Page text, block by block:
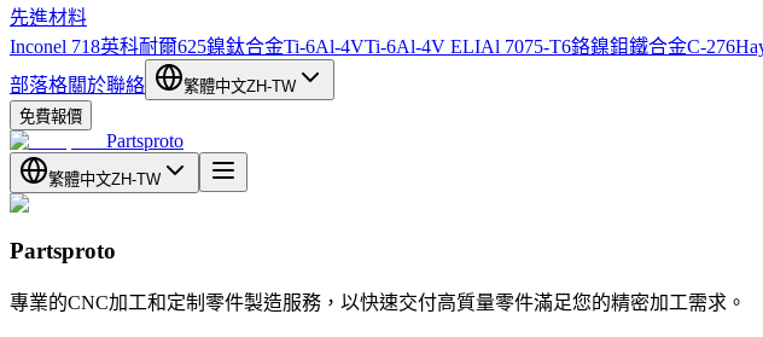
先進材料
Inconel 718英科耐爾625鎳鈦合金Ti-6Al-4VTi-6Al-4V ELIAl 7075-T6鉻鎳鉬鐵合金C-276
部落格關於聯絡 繁體中文ZH-TW
免費報價
Partsproto
繁體中文ZH-TW
Partsproto
專業的CNC加工和定制零件製造服務，以快速交付高質量零件滿足您的精密加工需求。